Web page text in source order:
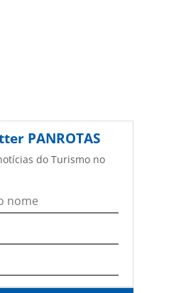
PANROTAS
do Turismo no